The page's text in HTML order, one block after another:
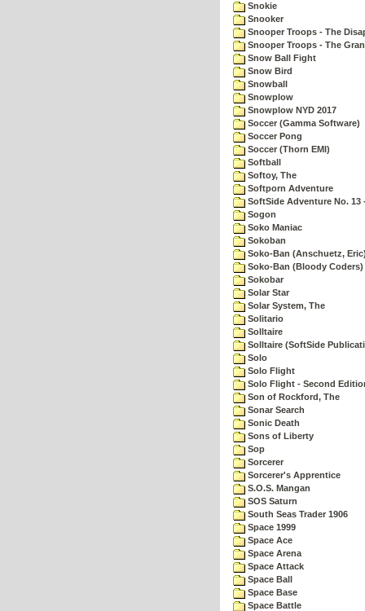
Snokie
Snooker
Snooper Troops - The
Snooper Troops - The
Snow Ball Fight
Snow Bird
Snowball
Snowplow
Snowplow NYD 2017
Soccer (Gamma Software)
Soccer Pong
Soccer (Thorn EMI)
Softball
Softoy, The
Softporn Adventure
SoftSide Adventure No. 13
Sogon
Soko Maniac
Sokoban
Soko-Ban (Anschuetz,
Soko-Ban (Bloody Coders)
Sokobar
Solar Star
Solar System, The
Solitario
Solltaire
Solltaire (SoftSide
Solo
Solo Flight
Solo Flight - Second
Son of Rockford, The
Sonar Search
Sonic Death
Sons of Liberty
Sop
Sorcerer
Sorcerer's Apprentice
S.O.S. Mangan
SOS Saturn
South Seas Trader 1906
Space 1999
Space Ace
Space Arena
Space Attack
Space Ball
Space Base
Space Battle